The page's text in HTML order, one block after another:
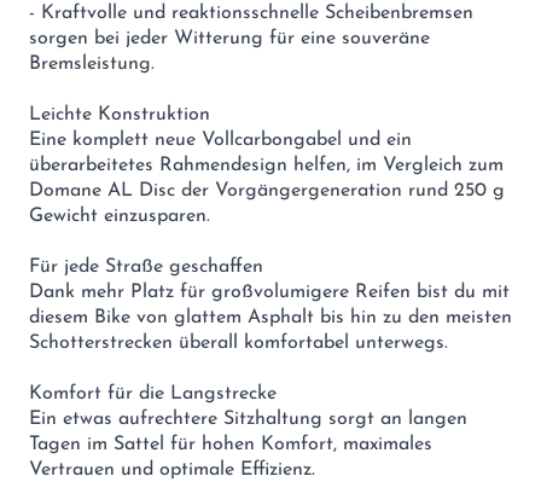
- Kraftvolle und reaktionsschnelle Scheibenbremsen
sorgen bei jeder Witterung für eine souveräne
Bremsleistung.
Leichte Konstruktion
Eine komplett neue Vollcarbongabel und ein
überarbeitetes Rahmendesign helfen, im Vergleich zum
Domane AL Disc der Vorgängergeneration rund 250 g
Gewicht einzusparen.
Für jede Straße geschaffen
Dank mehr Platz für großvolumigere Reifen bist du mit
diesem Bike von glattem Asphalt bis hin zu den meisten
Schotterstrecken überall komfortabel unterwegs.
Komfort für die Langstrecke
Ein etwas aufrechtere Sitzhaltung sorgt an langen
Tagen im Sattel für hohen Komfort, maximales
Vertrauen und optimale Effizienz.